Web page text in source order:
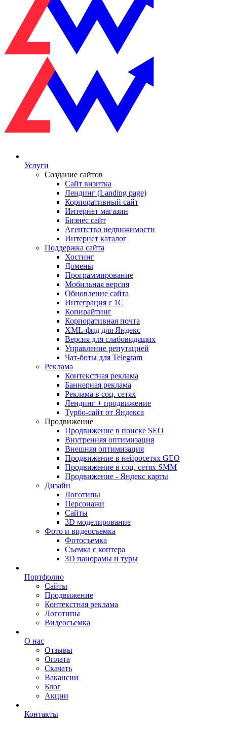
Услуги
Создание сайтов
Сайт визитка
Лендинг (Landing page)
Корпоративный сайт
Интернет магазин
Бизнес сайт
Агентство недвижимости
Интернет каталог
Поддержка сайта
Хостинг
Домены
Программирование
Мобильная версия
Обновление сайта
Интеграция с 1С
Копирайтинг
Корпоративная почта
XML-фид для Яндекс
Версия для слабовидящих
Управление репутацией
Чат-боты для Telegram
Реклама
Контекстная реклама
Баннерная реклама
Реклама в соц. сетях
Лендинг + продвижение
Турбо-сайт от Яндекса
Продвижение
Продвижение в поиске SEO
Внутренняя оптимизация
Внешняя оптимизация
Продвижение в нейросетях GEO
Продвижение в соц. сетях SMM
Продвижение - Яндекс карты
Дизайн
Логотипы
Персонажи
Сайты
3D моделирование
Фото и видеосъемка
Фотосъемка
Съемка с коптера
3D панорамы и туры
Портфолио
Сайты
Продвижение
Контекстная реклама
Логотипы
Видеосъемка
О нас
Отзывы
Оплата
Скачать
Вакансии
Блог
Акции
Контакты